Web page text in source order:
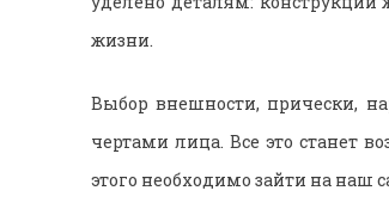
жизни.
Выбор внешности, прически,
чертами лица. Все это станет
этого необходимо зайти на наш